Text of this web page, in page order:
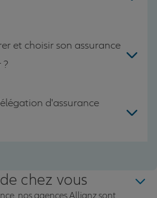
et choisir son assurance
?
d'assurance
chez vous